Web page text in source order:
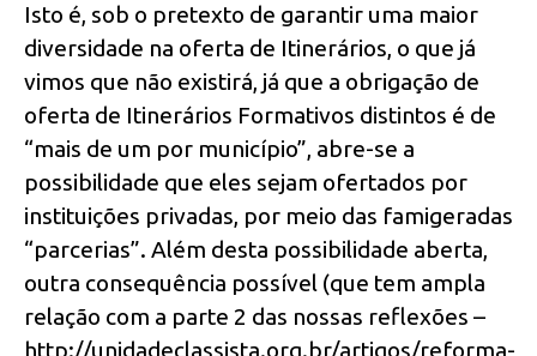
Isto é, sob o pretexto de garantir uma maior
diversidade na oferta de Itinerários, o que já
vimos que não existirá, já que a obrigação de
oferta de Itinerários Formativos distintos é de
“mais de um por município”, abre-se a
possibilidade que eles sejam ofertados por
instituições privadas, por meio das famigeradas
“parcerias”. Além desta possibilidade aberta,
outra consequência possível (que tem ampla
relação com a parte 2 das nossas reflexões –
http://unidadeclassista.org.br/artigos/reforma-